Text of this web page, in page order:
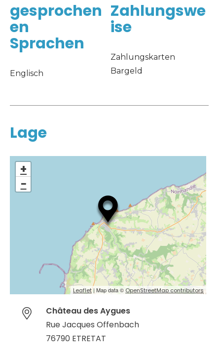
gesprochen
en
Sprachen
Englisch
Zahlungswe
ise
Zahlungskarten
Bargeld
Lage
+
−
Leaflet| Map data © OpenStreetMap contributors
Château des Aygues
Rue Jacques Offenbach
76790 ETRETAT